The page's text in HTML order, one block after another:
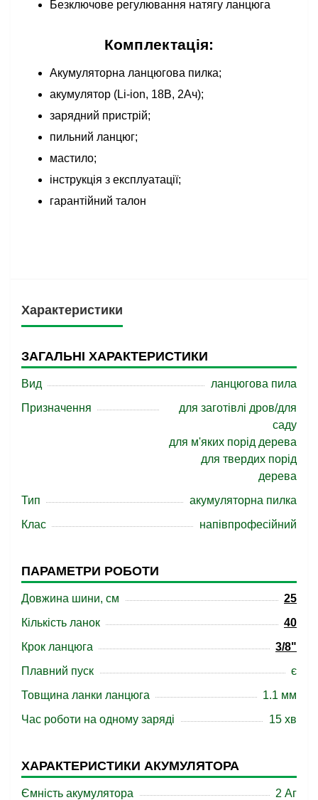
Безключове регулювання натягу ланцюга
Комплектація:
Акумуляторна ланцюгова пилка;
акумулятор (Li-ion, 18В, 2Ач);
зарядний пристрій;
пильний ланцюг;
мастило;
інструкція з експлуатації;
гарантійний талон
Характеристики
ЗАГАЛЬНІ ХАРАКТЕРИСТИКИ
Вид
ланцюгова пила
Призначення
для заготівлі дров/для
саду
для м'яких порід дерева
для твердих порід
дерева
Тип
акумуляторна пилка
Клас
напівпрофесійний
ПАРАМЕТРИ РОБОТИ
Довжина шини, см
25
Кількість ланок
40
Крок ланцюга
3/8"
Плавний пуск
є
Товщина ланки ланцюга
1.1 мм
Час роботи на одному заряді
15 хв
ХАРАКТЕРИСТИКИ АКУМУЛЯТОРА
Ємність акумулятора
2 Аг